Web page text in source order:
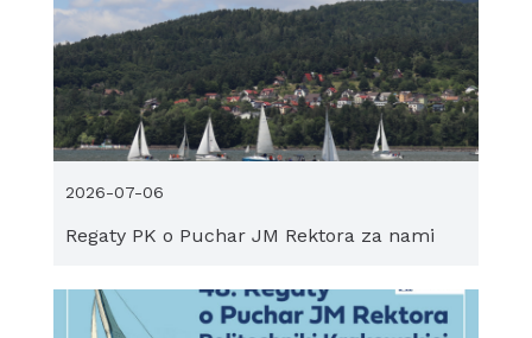
Regaty PK o Puchar JM Rektora za nami
2026-07-06